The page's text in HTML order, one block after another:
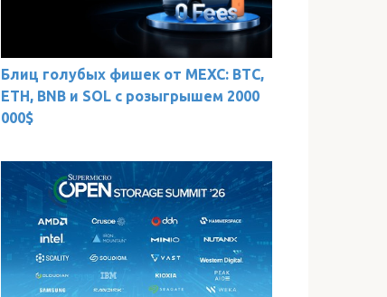
Блиц голубых фишек от MEXC: BTC,
ETH, BNB и SOL с розыгрышем 2000
000$